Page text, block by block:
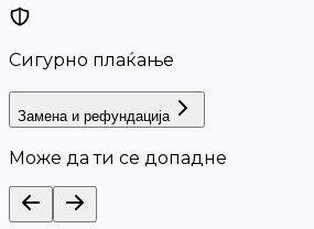
Сигурно плаќање
Замена и рефундација
Може да ти се допадне